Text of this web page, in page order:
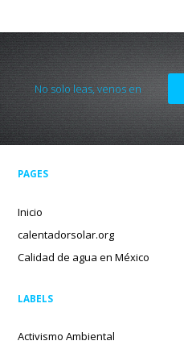
No solo leas, venos en
PAGES
Inicio
calentadorsolar.org
Calidad de agua en México
LABELS
Activismo Ambiental